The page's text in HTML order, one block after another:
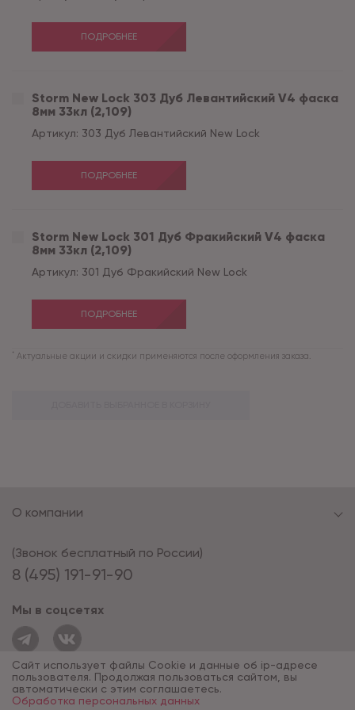
ПОДРОБНЕЕ
Storm New Lock 303 Дуб Левантийский V4 фаска
8мм 33кл (2,109)
Артикул: 303 Дуб Левантийский New Lock
ПОДРОБНЕЕ
Storm New Lock 301 Дуб Фракийский V4 фаска
8мм 33кл (2,109)
Артикул: 301 Дуб Фракийский New Lock
ПОДРОБНЕЕ
* Актуальные акции и скидки применяются после оформления заказа.
8 (495) 191-91-90
(Звонок бесплатный по России)
Мы в соцсетях
О компании
© 1994 - 2026*, «ОПУС ТД»
Сайт использует файлы Cookie и данные об ip-адресе
пользователя. Продолжая пользоваться сайтом, вы
автоматически с этим соглашаетесь.
Обработка персональных данных